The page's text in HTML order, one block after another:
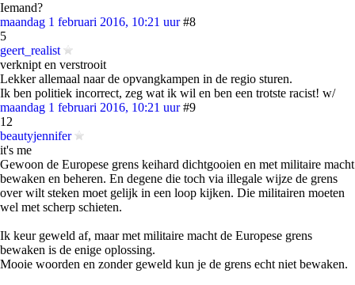
Iemand?
maandag 1 februari 2016, 10:21 uur #8
5
geert_realist
verknipt en verstrooit
Lekker allemaal naar de opvangkampen in de regio sturen.
Ik ben politiek incorrect, zeg wat ik wil en ben een trotste racist! w/
maandag 1 februari 2016, 10:21 uur #9
12
beautyjennifer
it's me
Gewoon de Europese grens keihard dichtgooien en met militaire macht
bewaken en beheren. En degene die toch via illegale wijze de grens
over wilt steken moet gelijk in een loop kijken. Die militairen moeten
wel met scherp schieten.
Ik keur geweld af, maar met militaire macht de Europese grens
bewaken is de enige oplossing.
Mooie woorden en zonder geweld kun je de grens echt niet bewaken.